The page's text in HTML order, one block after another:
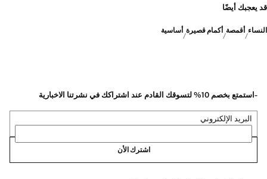
قد يعجبك أيضًا
النساء أقمصة أكمام قصيرة أساسية
-استمتع بخصم 10% لتسوقك القادم عند اشتراكك في نشرتنا الاخبارية
البريد الإلكتروني
اشترك الأن